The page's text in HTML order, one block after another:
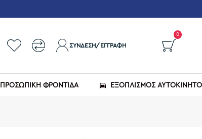
ΣΎΝΔΕΣΗ/ΕΓΓΡΑΦΉ
0
ΠΡΟΣΩΠΙΚΗ ΦΡΟΝΤΙΔΑ ΕΞΟΠΛΙΣΜΌΣ